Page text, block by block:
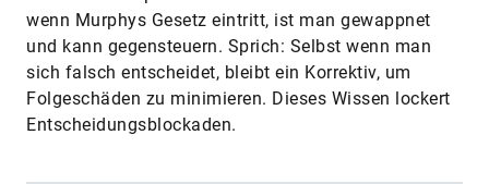
wenn Murphys Gesetz eintritt, ist man gewappnet
und kann gegensteuern. Sprich: Selbst wenn man
sich falsch entscheidet, bleibt ein Korrektiv, um
Folgeschäden zu minimieren. Dieses Wissen lockert
Entscheidungsblockaden.